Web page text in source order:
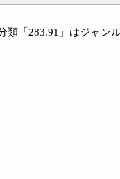
類「283.91」はジャン